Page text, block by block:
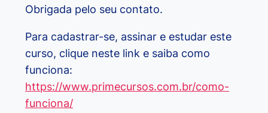
Obrigada pelo seu contato.
Para cadastrar-se, assinar e estudar este
curso, clique neste link e saiba como
funciona:
https://www.primecursos.com.br/como-
funciona/